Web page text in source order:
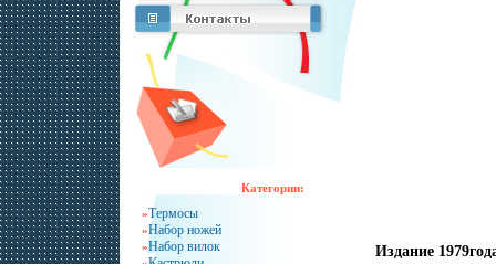
Категории:
»Термосы
»Набор ножей
»Набор вилок
Издание